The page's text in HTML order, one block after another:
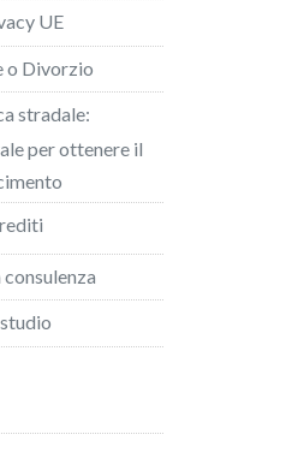
UE
o Divorzio
stradale:
per ottenere il